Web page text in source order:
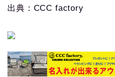
出典：CCC factory